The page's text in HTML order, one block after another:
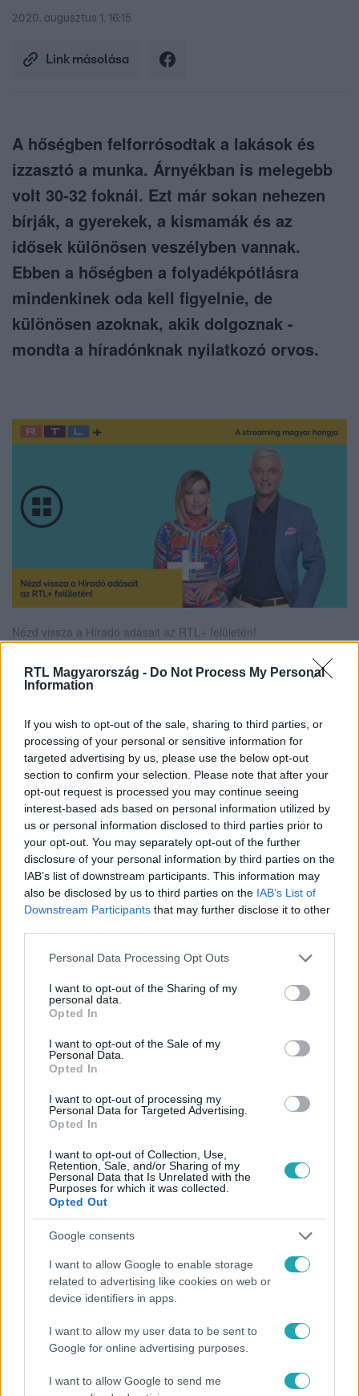
RTL Magyarország - Do Not Process My Personal
Information
If you wish to opt-out of the sale, sharing to third parties, or
processing of your personal or sensitive information for
targeted advertising by us, please use the below opt-out
section to confirm your selection. Please note that after your
opt-out request is processed you may continue seeing
interest-based ads based on personal information utilized by
us or personal information disclosed to third parties prior to
your opt-out. You may separately opt-out of the further
disclosure of your personal information by third parties on the
IAB’s list of downstream participants. This information may
also be disclosed by us to third parties on the IAB’s List of
Downstream Participants that may further disclose it to other
Please note that this website/app uses one or more Google
not limited to your visit or usage behaviour. You may click to
grant or deny consent to Google and its third-party tags to
use your data for below specified purposes in below Google
consent section.
Personal Data Processing Opt Outs
I want to opt-out of the Sharing of my
personal data.
Opted In
I want to opt-out of the Sale of my
Personal Data.
Opted In
I want to opt-out of processing my
Personal Data for Targeted Advertising.
Opted In
I want to opt-out of Collection, Use,
Retention, Sale, and/or Sharing of my
Personal Data that Is Unrelated with the
Purposes for which it was collected.
Opted Out
Google consents
I want to allow Google to enable storage
related to advertising like cookies on web or
device identifiers in apps.
I want to allow my user data to be sent to
Google for online advertising purposes.
I want to allow Google to send me
2020. augusztus 1. 16:15
Link másolása
A hőségben felforrósodtak a lakások és
izzasztó a munka. Árnyékban is melegebb
volt 30-32 foknál. Ezt már sokan nehezen
bírják, a gyerekek, a kismamák és az
idősek különösen veszélyben vannak.
Ebben a hőségben a folyadékpótlásra
mindenkinek oda kell figyelnie, de
különösen azoknak, akik dolgoznak -
mondta a híradónknak nyilatkozó orvos.
Nézd vissza a Híradó adásait az RTL+ felületén!
Követem
HÍRADÓ #ADÁSRÉSZLETEK #BELFÖLD #HŐSÉG
KÁNIKULA
KISMAMÁK # RTL
Népszerű